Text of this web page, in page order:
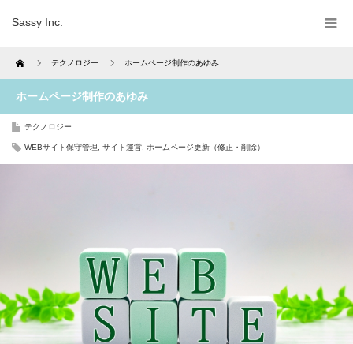
Sassy Inc.
Home テクノロジー ホームページ制作のあゆみ
ホームページ制作のあゆみ
テクノロジー
WEBサイト保守管理 サイト運営 ホームページ更新（修正・削除）